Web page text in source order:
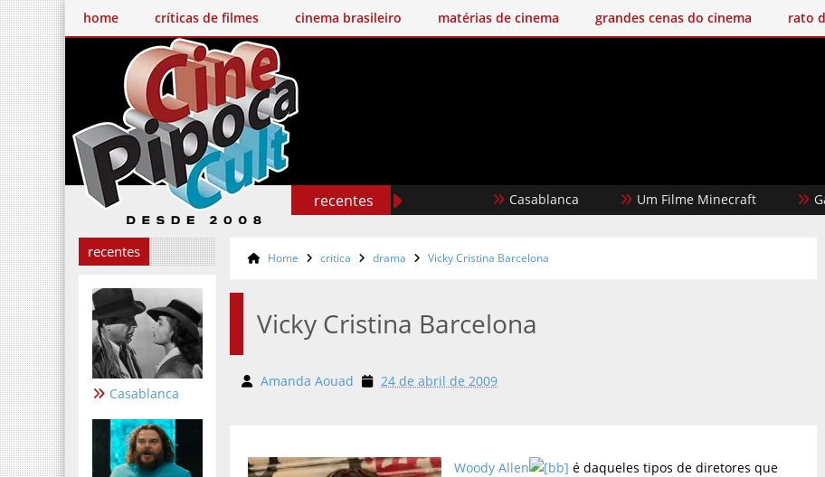
home críticas de filmes cinema brasileiro matérias de cinema grandes cenas do cinema rato
recentes Casablanca Um Filme Minecraft Garota
recentes
Casablanca
Home critica drama Vicky Cristina Barcelona
Vicky Cristina Barcelona
Amanda Aouad 24 de abril de 2009
Woody Allen
é daqueles tipos de diretores que